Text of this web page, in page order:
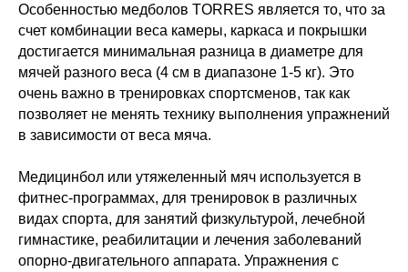
Особенностью медболов TORRES является то, что за
счет комбинации веса камеры, каркаса и покрышки
достигается минимальная разница в диаметре для
мячей разного веса (4 см в диапазоне 1-5 кг). Это
очень важно в тренировках спортсменов, так как
позволяет не менять технику выполнения упражнений
в зависимости от веса мяча.
Медицинбол или утяжеленный мяч используется в
фитнес-программах, для тренировок в различных
видах спорта, для занятий физкультурой, лечебной
гимнастике, реабилитации и лечения заболеваний
опорно-двигательного аппарата. Упражнения с